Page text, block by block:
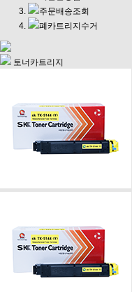
주문배송조회
폐카트리지수거
토너카트리지